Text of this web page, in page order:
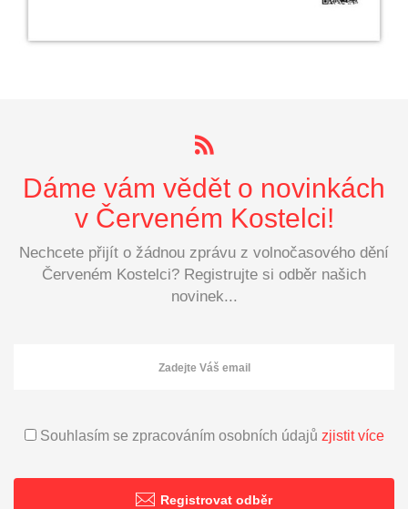
Dáme vám vědět o novinkách
v Červeném Kostelci!
Nechcete přijít o žádnou zprávu z volnočasového dění
Červeném Kostelci? Registrujte si odběr našich
novinek...
Souhlasím se zpracováním osobních údajů zjistit více
Registrovat odběr